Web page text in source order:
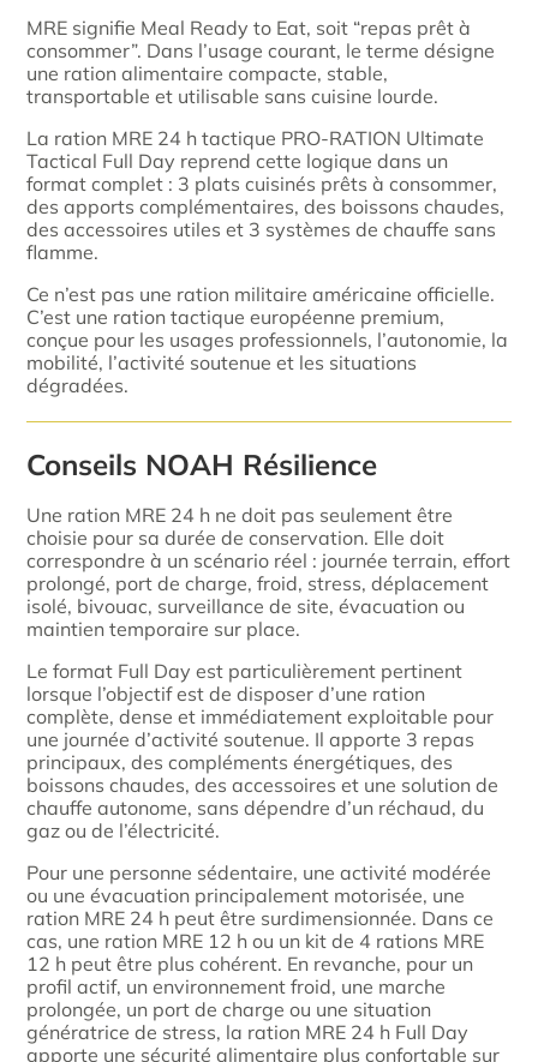
MRE signifie Meal Ready to Eat, soit “repas prêt à
consommer”. Dans l’usage courant, le terme désigne
une ration alimentaire compacte, stable,
transportable et utilisable sans cuisine lourde.
La ration MRE 24 h tactique PRO-RATION Ultimate
Tactical Full Day reprend cette logique dans un
format complet : 3 plats cuisinés prêts à consommer,
des apports complémentaires, des boissons chaudes,
des accessoires utiles et 3 systèmes de chauffe sans
flamme.
Ce n’est pas une ration militaire américaine officielle.
C’est une ration tactique européenne premium,
conçue pour les usages professionnels, l’autonomie, la
mobilité, l’activité soutenue et les situations
dégradées.
Conseils NOAH Résilience
Une ration MRE 24 h ne doit pas seulement être
choisie pour sa durée de conservation. Elle doit
correspondre à un scénario réel : journée terrain, effort
prolongé, port de charge, froid, stress, déplacement
isolé, bivouac, surveillance de site, évacuation ou
maintien temporaire sur place.
Le format Full Day est particulièrement pertinent
lorsque l’objectif est de disposer d’une ration
complète, dense et immédiatement exploitable pour
une journée d’activité soutenue. Il apporte 3 repas
principaux, des compléments énergétiques, des
boissons chaudes, des accessoires et une solution de
chauffe autonome, sans dépendre d’un réchaud, du
gaz ou de l’électricité.
Pour une personne sédentaire, une activité modérée
ou une évacuation principalement motorisée, une
ration MRE 24 h peut être surdimensionnée. Dans ce
cas, une ration MRE 12 h ou un kit de 4 rations MRE
12 h peut être plus cohérent. En revanche, pour un
profil actif, un environnement froid, une marche
prolongée, un port de charge ou une situation
génératrice de stress, la ration MRE 24 h Full Day
apporte une sécurité alimentaire plus confortable sur